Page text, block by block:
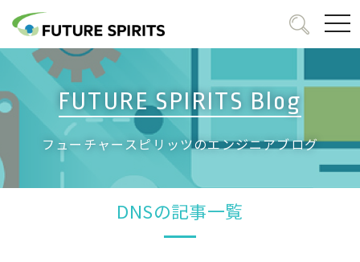
FUTURE SPIRITS Blog
フューチャースピリッツのエンジニアブログ
DNSの記事一覧